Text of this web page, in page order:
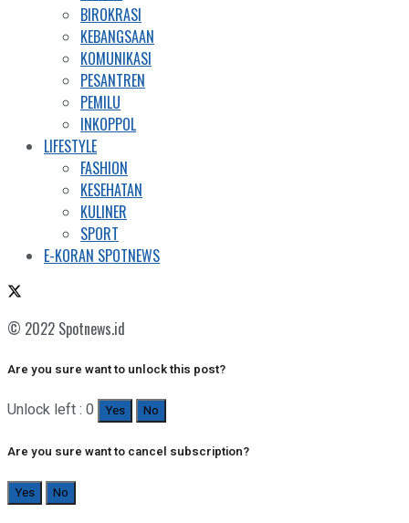
BIROKRASI
KEBANGSAAN
KOMUNIKASI
PESANTREN
PEMILU
INKOPPOL
LIFESTYLE
FASHION
KESEHATAN
KULINER
SPORT
E-KORAN SPOTNEWS
© 2022 Spotnews.id
Are you sure want to unlock this post?
Unlock left : 0 Yes No
Are you sure want to cancel subscription?
Yes No